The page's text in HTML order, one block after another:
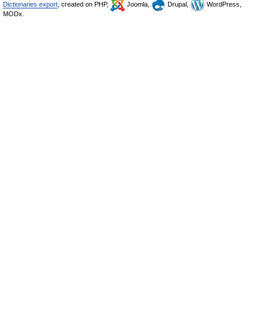
Dictionaries export , created on PHP, Joomla, Drupal,
WordPress,
MODx.